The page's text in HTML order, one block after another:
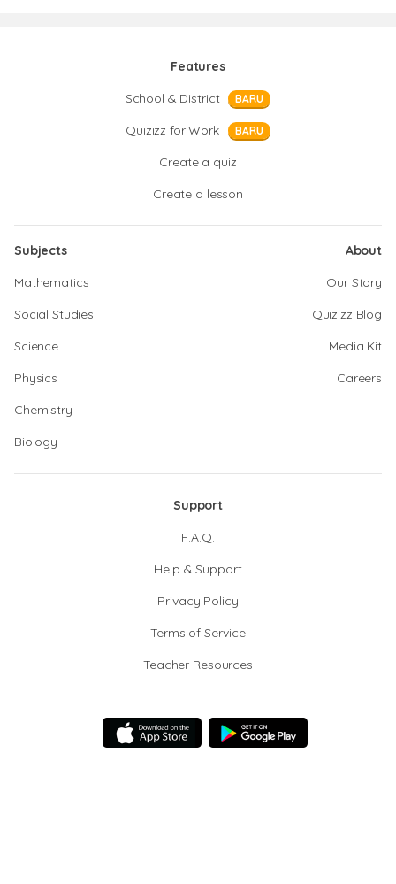
Features
School & District
BARU
Quizizz for Work BARU
Create a quiz
Create a lesson
Subjects
Mathematics
Social Studies
Science
Physics
Chemistry
Biology
About
Our Story
Quizizz Blog
Media Kit
Careers
Support
F.A.Q.
Help & Support
Privacy Policy
Terms of Service
Teacher Resources